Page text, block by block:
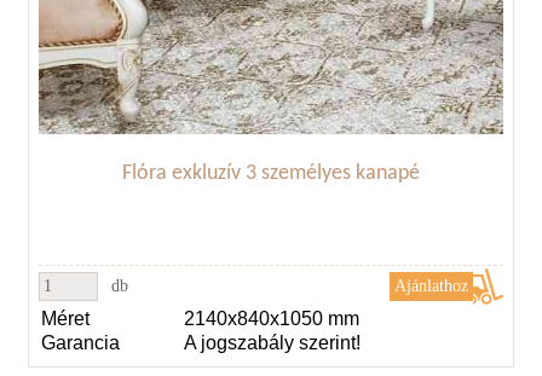
Flóra exkluzív 3 személyes kanapé
db
Méret
2140x840x1050 mm
Garancia
A jogszabály szerint!